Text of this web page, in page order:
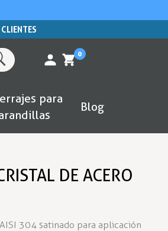
0
para
Blog
DE ACERO
304 satinado para aplicación